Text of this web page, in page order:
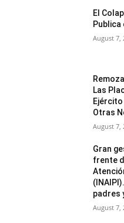
El
Publica
August 7,
Las
Otras
August 7,
Gran
frente
padres
August 7,